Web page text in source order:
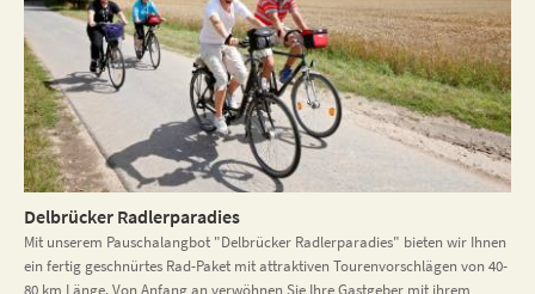
Delbrücker Radlerparadies
Mit unserem Pauschalangbot "Delbrücker Radlerparadies" bieten wir Ihnen
ein fertig geschnürtes Rad-Paket mit attraktiven Tourenvorschlägen von 40-
80 km Länge. Von Anfang an verwöhnen Sie Ihre Gastgeber mit ihrem